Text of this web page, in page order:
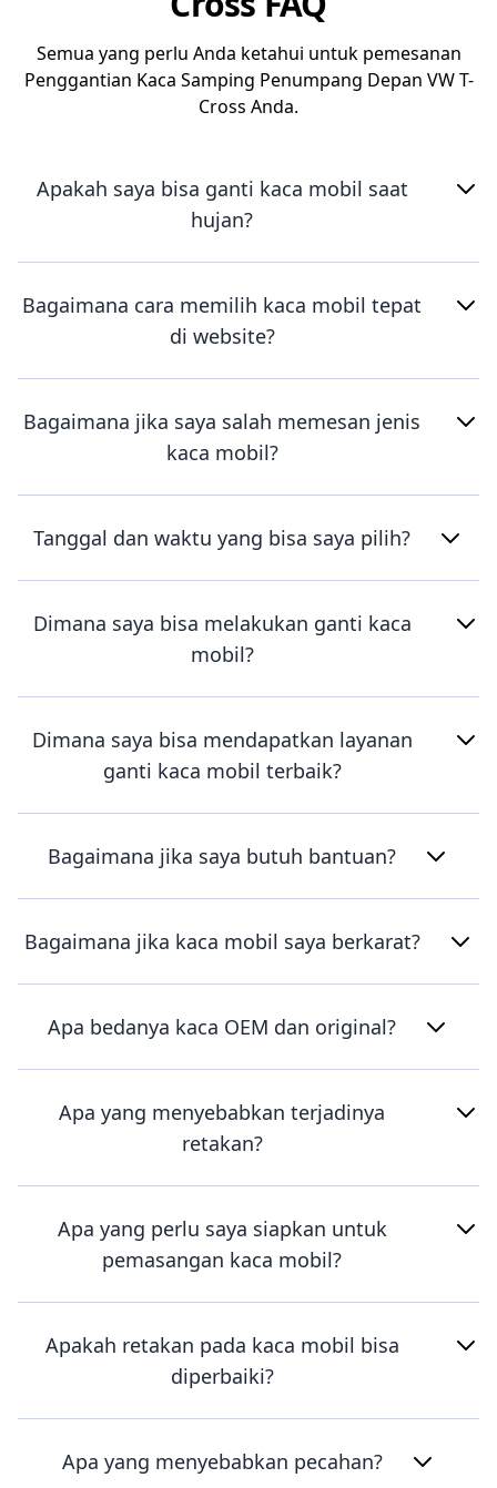
Semua yang perlu Anda ketahui untuk pemesanan
Penggantian Kaca Samping Penumpang Depan VW T-
Cross Anda.
Apakah saya bisa ganti kaca mobil saat
hujan?
Bagaimana cara memilih kaca mobil tepat
di website?
Bagaimana jika saya salah memesan jenis
kaca mobil?
Tanggal dan waktu yang bisa saya pilih?
Dimana saya bisa melakukan ganti kaca
mobil?
Dimana saya bisa mendapatkan layanan
ganti kaca mobil terbaik?
Bagaimana jika saya butuh bantuan?
Bagaimana jika kaca mobil saya berkarat?
Apa bedanya kaca OEM dan original?
Apa yang menyebabkan terjadinya
retakan?
Apa yang perlu saya siapkan untuk
pemasangan kaca mobil?
Apakah retakan pada kaca mobil bisa
diperbaiki?
Apa yang menyebabkan pecahan?